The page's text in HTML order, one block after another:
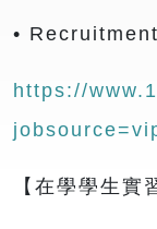
•
https://
【在學學生實